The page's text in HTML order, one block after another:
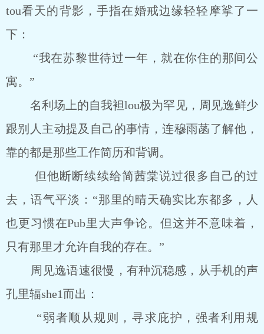
tou看天的背影，手指在婚戒边缘轻轻摩挲了一
下：
“我在苏黎世待过一年，就在你住的那间公
寓。”
名利场上的自我袒lou极为罕见，周见逸鲜少
跟别人主动提及自己的事情，连穆雨菡了解他，
靠的都是那些工作简历和背调。
但他断断续续给简茜棠说过很多自己的过
去，语气平淡：“那里的晴天确实比东都多，人
也更习惯在Pub里大声争论。但这并不意味着，
只有那里才允许自我的存在。”
周见逸语速很慢，有种沉稳感，从手机的声
孔里辐she1而出：
“弱者顺从规则，寻求庇护，强者利用规